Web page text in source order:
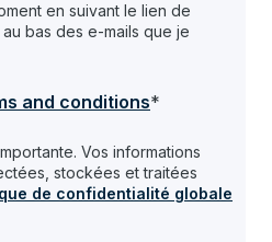
en suivant le lien de
bas des e-mails que je
and conditions*
Vos informations
stockées et traitées
de confidentialité globale